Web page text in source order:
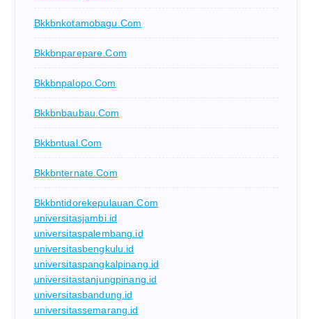
Bkkbnkotamobagu.com
Bkkbnparepare.com
Bkkbnpalopo.com
Bkkbnbaubau.com
Bkkbntual.com
Bkkbnternate.com
Bkkbntidorekepulauan.com
universitasjambi.id
universitaspalembang.id
universitasbengkulu.id
universitaspangkalpinang.id
universitastanjungpinang.id
universitasbandung.id
universitassemarang.id